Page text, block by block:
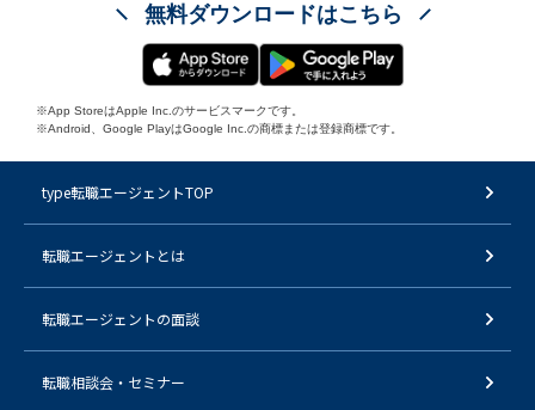
無料ダウンロードはこちら
※App StoreはApple Inc.のサービスマークです。
※Android、Google PlayはGoogle Inc.の商標または登録商標です。
type転職エージェントTOP
転職エージェントとは
転職エージェントの面談
転職相談会・セミナー